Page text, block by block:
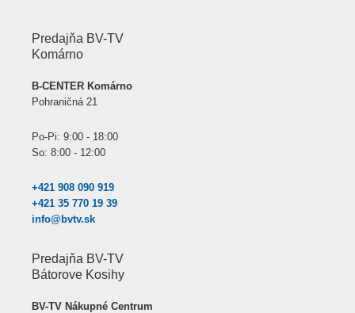
Predajňa BV-TV
Komárno
B-CENTER Komárno
Pohraničná 21
Po-Pi: 9:00 - 18:00
So: 8:00 - 12:00
+421 908 090 919
+421 35 770 19 39
info@bvtv.sk
Predajňa BV-TV
Bátorove Kosihy
BV-TV Nákupné Centrum